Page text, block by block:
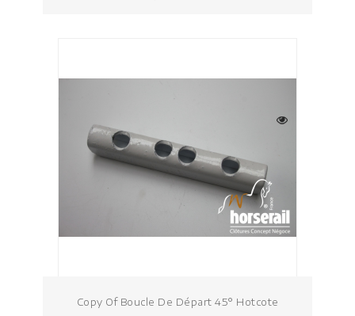
Copy Of Boucle De Départ 45° Hotcote